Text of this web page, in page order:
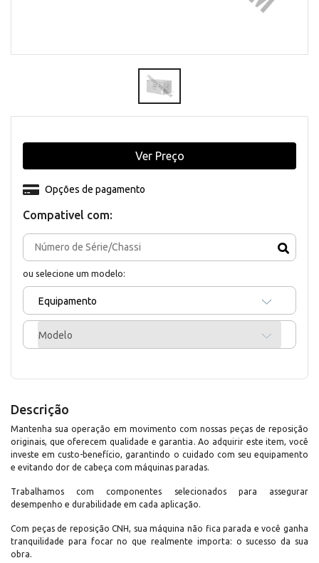
Compativel com:
ou selecione um modelo:
Equipamento
Modelo
Opções de pagamento
Ver Preço
Descrição
Mantenha sua operação em movimento com nossas peças de reposição
originais, que oferecem qualidade e garantia. Ao adquirir este item, você
investe em custo-benefício, garantindo o cuidado com seu equipamento
e evitando dor de cabeça com máquinas paradas.
Trabalhamos com componentes selecionados para assegurar
desempenho e durabilidade em cada aplicação.
Com peças de reposição CNH, sua máquina não fica parada e você ganha
tranquilidade para focar no que realmente importa: o sucesso da sua
obra.